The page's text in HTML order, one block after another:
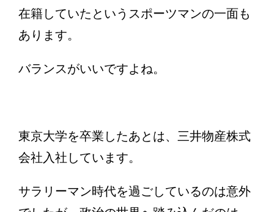
在籍していたというスポーツマンの一面も
あります。
バランスがいいですよね。
東京大学を卒業したあとは、三井物産株式
会社入社しています。
サラリーマン時代を過ごしているのは意外